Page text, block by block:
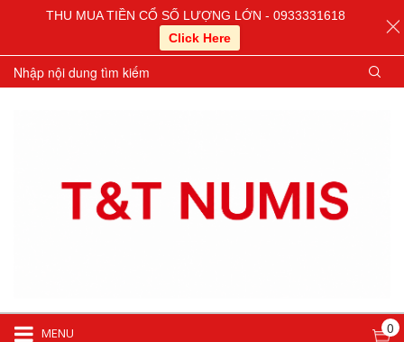
MENU 0
THU MUA TIỀN CỔ SỐ LƯỢNG LỚN - 0933331618
Click Here